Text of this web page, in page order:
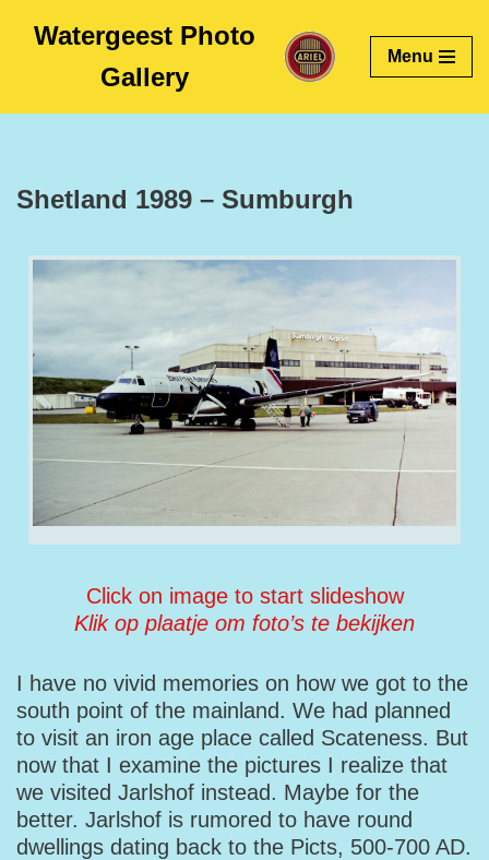
content
Watergeest Photo
Gallery
Menu
Shetland 1989 – Sumburgh
Click on image to start slideshow
Klik op plaatje om foto’s te bekijken
I have no vivid memories on how we got to the
south point of the mainland. We had planned
to visit an iron age place called Scateness. But
now that I examine the pictures I realize that
we visited Jarlshof instead. Maybe for the
better. Jarlshof is rumored to have round
dwellings dating back to the Picts, 500-700 AD.